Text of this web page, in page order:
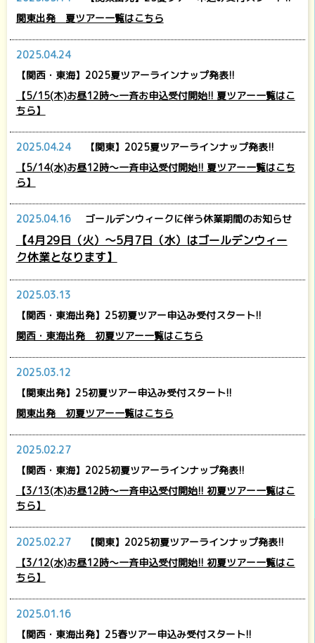
関東出発 夏ツアー一覧はこちら
2025.04.24
【関西・東海】2025夏ツアーラインナップ発表!!
【5/15(木)お昼12時～一斉お申込受付開始!! 夏ツアー一覧はこ
ちら】
2025.04.24
【関東】2025夏ツアーラインナップ発表!!
【5/14(水)お昼12時～一斉申込受付開始!! 夏ツアー一覧はこち
ら】
2025.04.16 ゴールデンウィークに伴う休業期間のお知らせ
【4月29日（火）～5月7日（水）はゴールデンウィー
ク休業となります】
2025.03.13
【関西・東海出発】25初夏ツアー申込み受付スタート!!
関西・東海出発 初夏ツアー一覧はこちら
2025.03.12
【関東出発】25初夏ツアー申込み受付スタート!!
関東出発 初夏ツアー一覧はこちら
2025.02.27
【関西・東海】2025初夏ツアーラインナップ発表!!
【3/13(木)お昼12時～一斉申込受付開始!! 初夏ツアー一覧はこ
ちら】
2025.02.27
【関東】2025初夏ツアーラインナップ発表!!
【3/12(水)お昼12時～一斉申込受付開始!! 初夏ツアー一覧はこ
ちら】
2025.01.16
【関西・東海出発】25春ツアー申込み受付スタート!!